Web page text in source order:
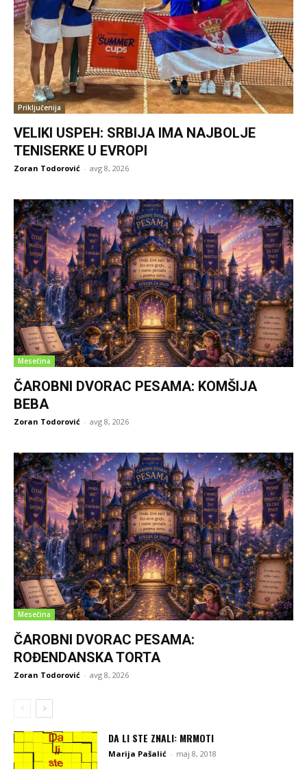
Priključenija
VELIKI USPEH: SRBIJA IMA NAJBOLJE
TENISERKE U EVROPI
Zoran Todorović - avg 8, 2026
Mesečina
ČAROBNI DVORAC PESAMA: KOMŠIJA
BEBA
Zoran Todorović - avg 8, 2026
Mesečina
ČAROBNI DVORAC PESAMA:
ROĐENDANSKA TORTA
Zoran Todorović - avg 8, 2026
DA LI STE ZNALI: MRMOTI
Marija Pašalić - maj 8, 2018